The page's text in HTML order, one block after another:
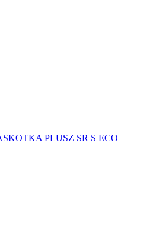
PLUSZ SR S ECO